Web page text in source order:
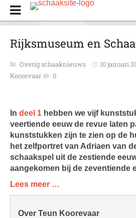
Rijksmuseum en
Overig schaaknieuws 10 januari
Koorevaar
0
In deel 1 hebben we vijf
veertiende eeuw de revue laten
kunststukken zijn te zien op de
het zelfportret van Adriaen van
schaakspel uit de zestiende
aangekomen bij de zeventiende
Lees meer …
Over Teun Koorevaar